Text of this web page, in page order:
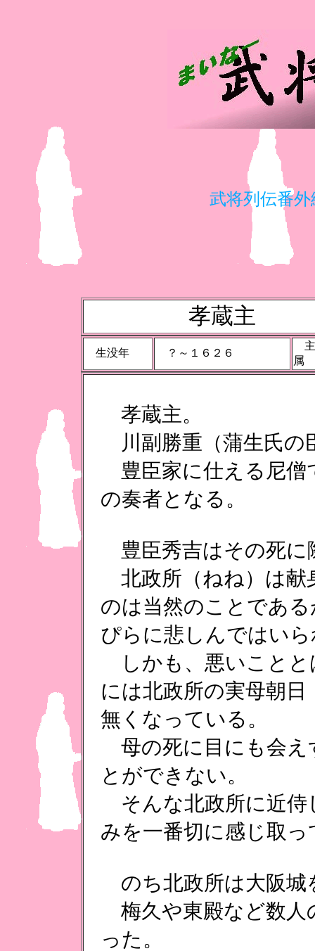
武将列伝番
孝蔵主
生没年 ？～１６２６
主
属
孝蔵主。
川副勝重（蒲生氏の
豊臣家に仕える尼僧
の奏者となる。
豊臣秀吉はその死に
北政所（ねね）は献
のは当然のことであ
ぴらに悲しんではい
しかも、悪いことと
には北政所の実母朝
無くなっている。
母の死に目にも会え
とができない。
そんな北政所に近侍
みを一番切に感じ取
のち北政所は大阪城
梅久や東殿など数人
った。